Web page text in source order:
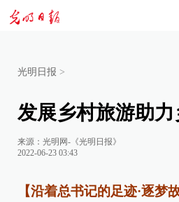
光明日报 >
发展乡村旅游助力
来源： 光明网-《光明日报》
2022-06-23 03:43
【沿着总书记的足迹·逐梦